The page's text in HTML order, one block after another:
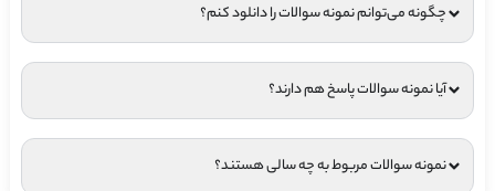
چگونه می‌توانم نمونه سوالات را دانلود کنم؟
آیا نمونه سوالات پاسخ هم دارند؟
نمونه سوالات مربوط به چه سالی هستند؟